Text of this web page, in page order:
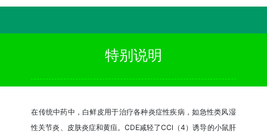
特别说明
在传统中药中，白鲜皮用于治疗各种炎症性疾病，如急性类风湿
性关节炎、皮肤炎症和黄疸。CDE减轻了CCl（4）诱导的小鼠肝